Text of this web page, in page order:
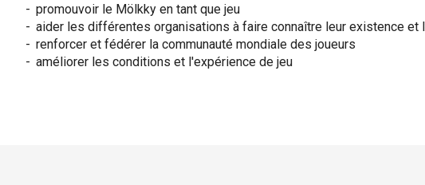
promouvoir le Mölkky en tant que jeu
aider les différentes organisations à faire connaître leur existence et
renforcer et fédérer la communauté mondiale des joueurs
améliorer les conditions et l'expérience de jeu